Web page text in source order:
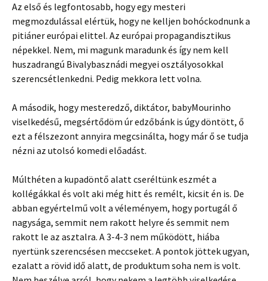
Az első és legfontosabb, hogy egy mesteri
megmozdulással elértük, hogy ne kelljen bohóckodnunk a
pitiáner európai elittel. Az európai propagandisztikus
népekkel. Nem, mi magunk maradunk és így nem kell
huszadrangú Bivalybasznádi megyei osztályosokkal
szerencsétlenkedni. Pedig mekkora lett volna.
A második, hogy mesteredző, diktátor, babyMourinho
viselkedésű, megsértődöm úr edzőbánk is úgy döntött, ő
ezt a félszezont annyira megcsinálta, hogy már ő se tudja
nézni az utolsó komedi előadást.
Múlthéten a kupadöntő alatt cseréltünk eszmét a
kollégákkal és volt aki még hitt és remélt, kicsit én is. De
abban egyértelmű volt a véleményem, hogy portugál ő
nagysága, semmit nem rakott helyre és semmit nem
rakott le az asztalra. A 3-4-3 nem működött, hiába
nyertünk szerencsésen meccseket. A pontok jöttek ugyan,
ezalatt a rövid idő alatt, de produktum soha nem is volt.